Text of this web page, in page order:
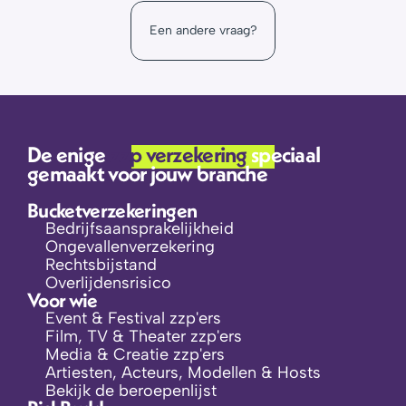
beroepenpagina
portal omgeving
Een andere vraag?
De enige zzp verzekering speciaal
gemaakt voor jouw branche
Bucketverzekeringen
Bedrijfsaansprakelijkheid
Ongevallenverzekering
Rechtsbijstand
Overlijdensrisico
Voor wie
Event & Festival zzp'ers
Film, TV & Theater zzp'ers
Media & Creatie zzp'ers
Artiesten, Acteurs, Modellen & Hosts
Bekijk de beroepenlijst